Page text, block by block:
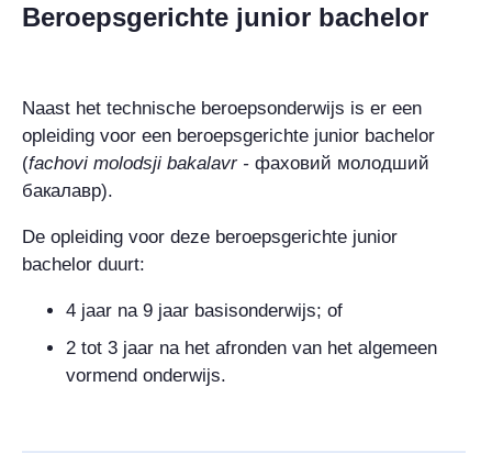
Beroepsgerichte junior bachelor
Naast het technische beroepsonderwijs is er een
opleiding voor een beroepsgerichte junior bachelor
(fachovi molodsji bakalavr - фаховий молодший
бакалавр).
De opleiding voor deze beroepsgerichte junior
bachelor duurt:
4 jaar na 9 jaar basisonderwijs; of
2 tot 3 jaar na het afronden van het algemeen
vormend onderwijs.